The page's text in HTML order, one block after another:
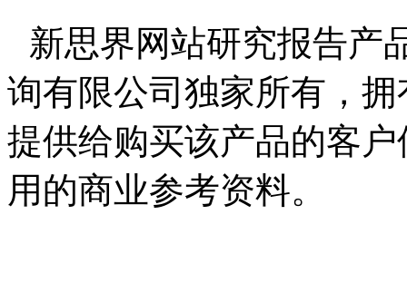
新思界网站研究报告产
询有限公司独家所有，
提供给购买该产品的客
用的商业参考资料。